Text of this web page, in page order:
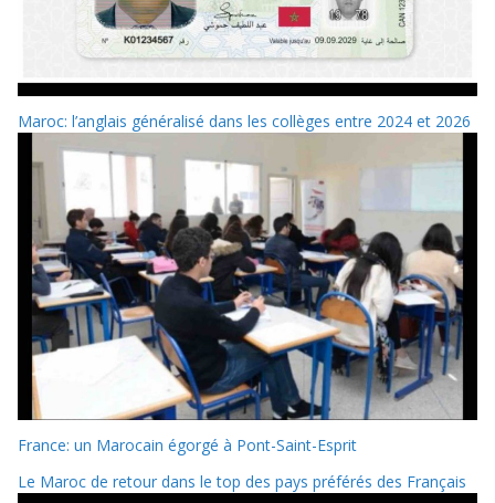
Maroc: l’anglais généralisé dans les collèges entre 2024 et 2026
France: un Marocain égorgé à Pont-Saint-Esprit
Le Maroc de retour dans le top des pays préférés des Français